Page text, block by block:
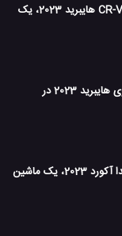
معرفی اتومبیل هوندا CR-V هایبرید 2023، یک
عملکرد هوندا سی آر-وی هایبرید 2023 در
دید اولیه اتومبیل هوندا آکورد 2023، یک ماشین